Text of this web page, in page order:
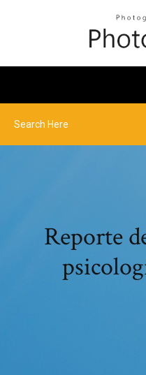
Reporte